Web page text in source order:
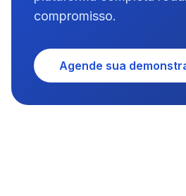
compromisso.
Agende sua